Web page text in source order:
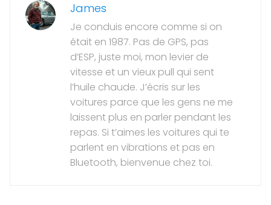
James
Je conduis encore comme si on
était en 1987. Pas de GPS, pas
d’ESP, juste moi, mon levier de
vitesse et un vieux pull qui sent
l’huile chaude. J’écris sur les
voitures parce que les gens ne me
laissent plus en parler pendant les
repas. Si t’aimes les voitures qui te
parlent en vibrations et pas en
Bluetooth, bienvenue chez toi.